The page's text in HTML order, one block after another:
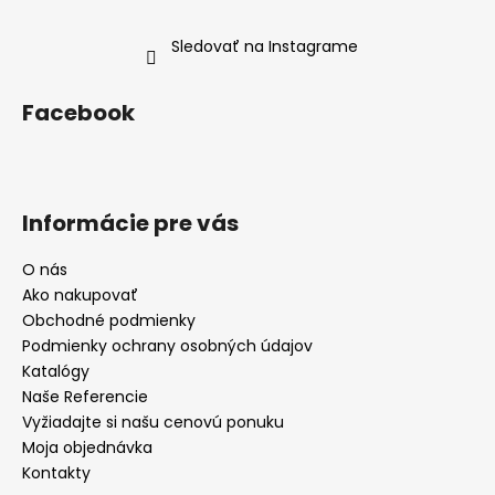
Sledovať na Instagrame
Facebook
Informácie pre vás
O nás
Ako nakupovať
Obchodné podmienky
Podmienky ochrany osobných údajov
Katalógy
Naše Referencie
Vyžiadajte si našu cenovú ponuku
Moja objednávka
Kontakty